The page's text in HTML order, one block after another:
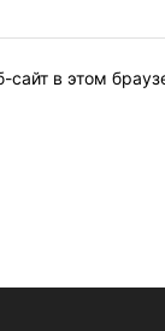
сайт в этом